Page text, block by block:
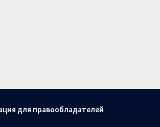
для правообладателей